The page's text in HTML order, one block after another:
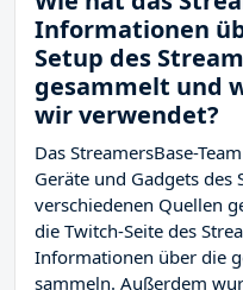
Informationen
Setup des
gesammelt und
wir verwendet?
Das StreamersBase-
Geräte und Gadgets des
verschiedenen Quellen
die Twitch-Seite des
Informationen über die
sammeln. Außerdem